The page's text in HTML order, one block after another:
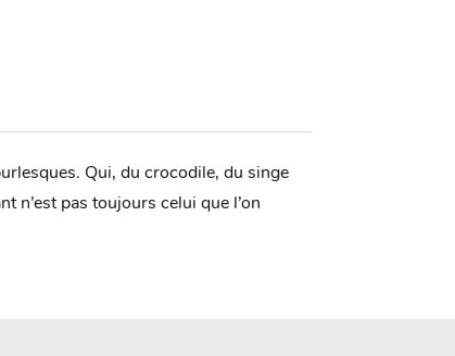
Qui, du crocodile, du singe
n’est pas toujours celui que l’on